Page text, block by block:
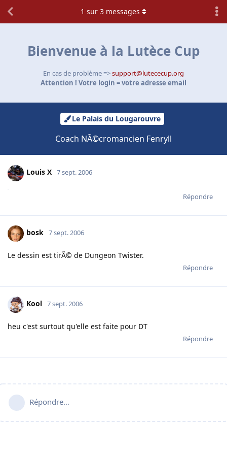
Bienvenue à la Lutèce Cup
En cas de problème =>support@lutececup.org
Attention ! Votre login = votre adresse email
Le Palais du Lougarouvre
Coach NÃ©cromancien Fenryll
1 sur 3 messages
Louis X 7 sept. 2006
Répondre
bosk 7 sept. 2006
Le dessin est tirÃ© de Dungeon Twister.
Répondre
Kool 7 sept. 2006
heu c'est surtout qu'elle est faite pour DT
Répondre
Répondre…